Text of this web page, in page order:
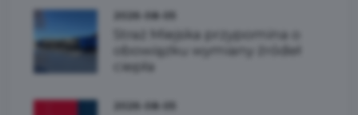
Straż Miejska przypomina o
obowiązku wymiany źródeł
ciepła